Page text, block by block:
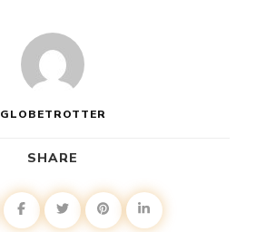
GLOBETROTTER
SHARE